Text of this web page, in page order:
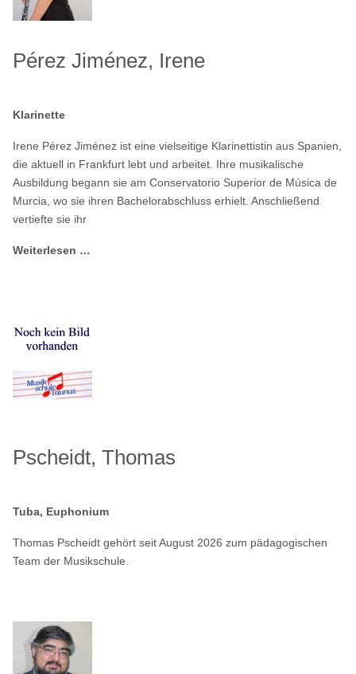
Pérez Jiménez, Irene
Klarinette
Irene Pérez Jiménez ist eine vielseitige Klarinettistin aus Spanien,
die aktuell in Frankfurt lebt und arbeitet. Ihre musikalische
Ausbildung begann sie am Conservatorio Superior de Música de
Murcia, wo sie ihren Bachelorabschluss erhielt. Anschließend
vertiefte sie ihr
Weiterlesen …
Pscheidt, Thomas
Tuba, Euphonium
Thomas Pscheidt gehört seit August 2026 zum pädagogischen
Team der Musikschule.